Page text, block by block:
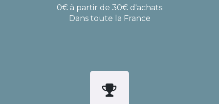
0€ à partir de 30€ d'achats
Dans toute la France